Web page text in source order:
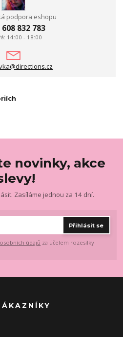
podpora eshopu
832 783
14:00 - 18:00
novinky, akce
Zasíláme jednou za 14 dní.
Přihlásit se
údajů za účelem rozesílky